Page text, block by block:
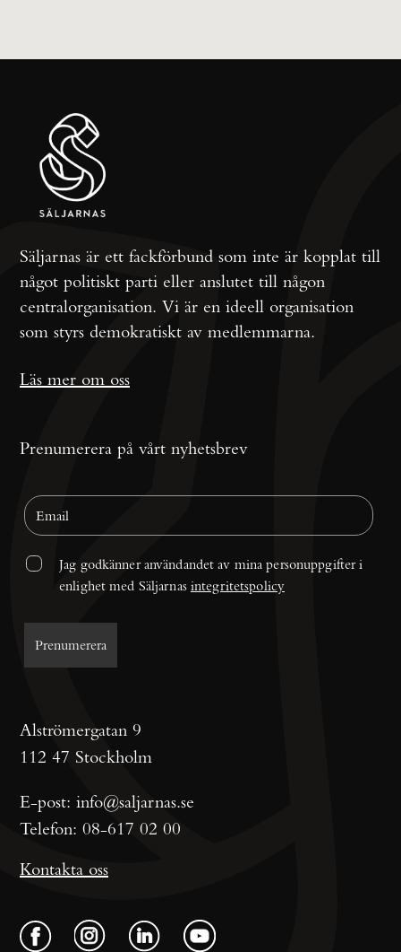
Säljarnas är ett fackförbund som inte är kopplat till
något politiskt parti eller anslutet till någon
centralorganisation. Vi är en ideell organisation
som styrs demokratiskt av medlemmarna.
Läs mer om oss
Prenumerera på vårt nyhetsbrev
Jag godkänner användandet av mina personuppgifter i
enlighet med Säljarnas integritetspolicy
Alströmergatan 9
112 47 Stockholm
E-post: info@saljarnas.se
Telefon: 08-617 02 00
Kontakta oss